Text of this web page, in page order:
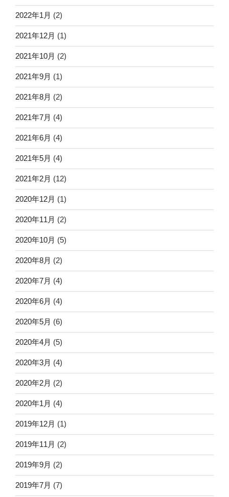
2022年1月 (2)
2021年12月 (1)
2021年10月 (2)
2021年9月 (1)
2021年8月 (2)
2021年7月 (4)
2021年6月 (4)
2021年5月 (4)
2021年2月 (12)
2020年12月 (1)
2020年11月 (2)
2020年10月 (5)
2020年8月 (2)
2020年7月 (4)
2020年6月 (4)
2020年5月 (6)
2020年4月 (5)
2020年3月 (4)
2020年2月 (2)
2020年1月 (4)
2019年12月 (1)
2019年11月 (2)
2019年9月 (2)
2019年7月 (7)